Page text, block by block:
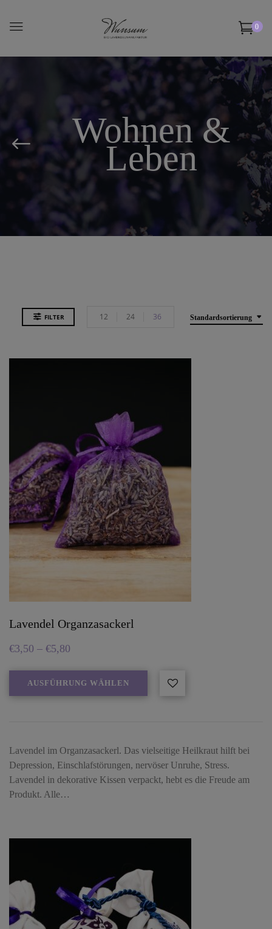
0
Wohnen &
Leben
FILTER Standardsortierung
12 24 36
Lavendel Organzasackerl
€3,50 – €5,80
AUSFÜHRUNG WÄHLEN
Lavendel im Organzasackerl. Das vielseitige Heilkraut hilft bei
Depression, Einschlafstörungen, nervöser Unruhe, Stress.
Lavendel in dekorative Kissen verpackt, hebt es die Freude am
Produkt. Alle…